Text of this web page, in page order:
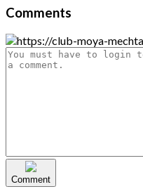
Comments
Comment